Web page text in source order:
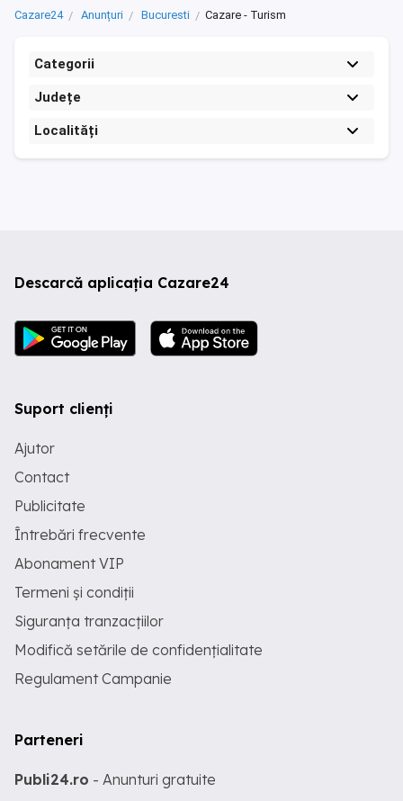
Cazare24 Anunțuri Bucuresti Cazare - Turism
Categorii
Județe
Localități
Descarcă aplicația Cazare24
Suport clienți
Ajutor
Contact
Publicitate
Întrebări frecvente
Abonament VIP
Termeni și condiții
Siguranța tranzacțiilor
Modifică setările de confidențialitate
Regulament Campanie
Parteneri
Publi24.ro - Anunturi gratuite